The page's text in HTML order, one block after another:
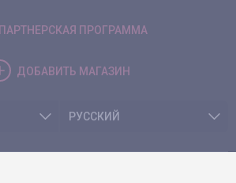
ПАРТНЕРСКАЯ ПРОГРАММА
ДОБАВИТЬ МАГАЗИН
РУССКИЙ